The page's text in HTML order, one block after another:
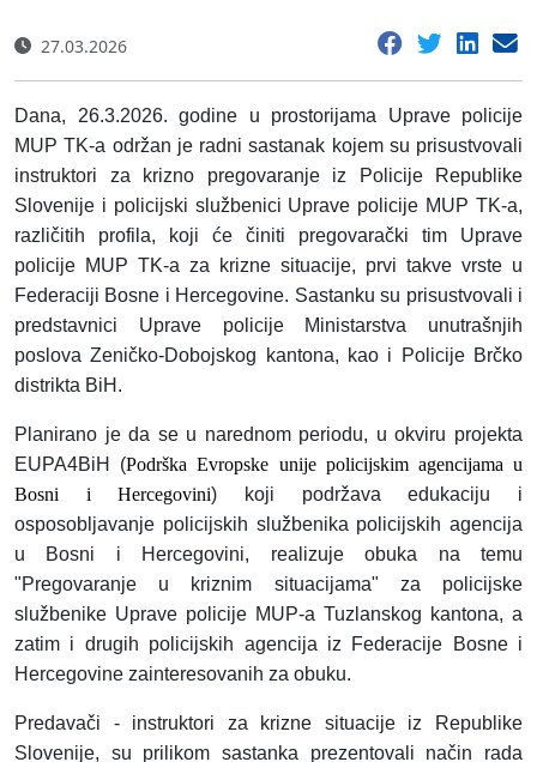
27.03.2026
Dana, 26.3.2026. godine u prostorijama Uprave policije
MUP TK-a održan je radni sastanak kojem su prisustvovali
instruktori za krizno pregovaranje iz Policije Republike
Slovenije i policijski službenici Uprave policije MUP TK-a,
različitih profila, koji će činiti pregovarački tim Uprave
policije MUP TK-a za krizne situacije, prvi takve vrste u
Federaciji Bosne i Hercegovine. Sastanku su prisustvovali i
predstavnici Uprave policije Ministarstva unutrašnjih
poslova Zeničko-Dobojskog kantona, kao i Policije Brčko
distrikta BiH.
Planirano je da se u narednom periodu, u okviru projekta
EUPA4BiH (Podrška Evropske unije policijskim agencijama u
Bosni i Hercegovini) koji podržava edukaciju i
osposobljavanje policijskih službenika policijskih agencija
u Bosni i Hercegovini, realizuje obuka na temu
"Pregovaranje u kriznim situacijama" za policijske
službenike Uprave policije MUP-a Tuzlanskog kantona, a
zatim i drugih policijskih agencija iz Federacije Bosne i
Hercegovine zainteresovanih za obuku.
Predavači - instruktori za krizne situacije iz Republike
Slovenije, su prilikom sastanka prezentovali način rada